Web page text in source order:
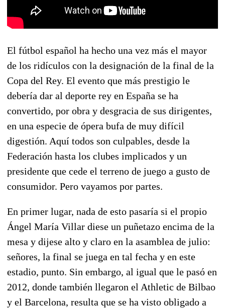
El fútbol español ha hecho una vez más el mayor
de los ridículos con la designación de la final de la
Copa del Rey. El evento que más prestigio le
debería dar al deporte rey en España se ha
convertido, por obra y desgracia de sus dirigentes,
en una especie de ópera bufa de muy difícil
digestión. Aquí todos son culpables, desde la
Federación hasta los clubes implicados y un
presidente que cede el terreno de juego a gusto de
consumidor. Pero vayamos por partes.
En primer lugar, nada de esto pasaría si el propio
Ángel María Villar diese un puñetazo encima de la
mesa y dijese alto y claro en la asamblea de julio:
señores, la final se juega en tal fecha y en este
estadio, punto. Sin embargo, al igual que le pasó en
2012, donde también llegaron el Athletic de Bilbao
y el Barcelona, resulta que se ha visto obligado a